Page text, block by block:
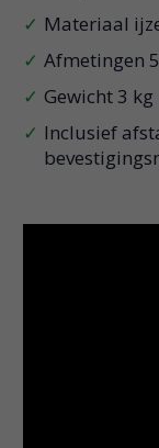
Materiaal
Afmetingen
Gewicht 3 kg
Inclusief